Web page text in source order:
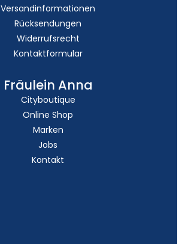
Versandinformationen
Rücksendungen
Widerrufsrecht
Kontaktformular
Fräulein Anna
Cityboutique
Online Shop
Marken
Jobs
Kontakt